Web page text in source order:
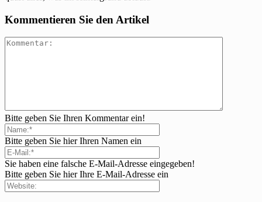
Kommentieren Sie den Artikel
Bitte geben Sie Ihren Kommentar ein!
Bitte geben Sie hier Ihren Namen ein
Sie haben eine falsche E-Mail-Adresse eingegeben!
Bitte geben Sie hier Ihre E-Mail-Adresse ein